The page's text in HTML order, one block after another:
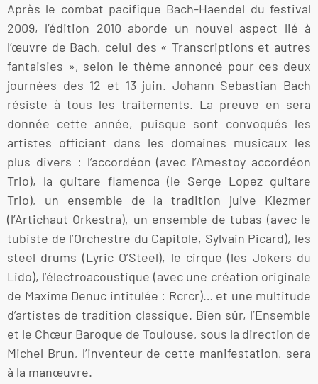
Après le combat pacifique Bach-Haendel du festival
2009, l’édition 2010 aborde un nouvel aspect lié à
l’œuvre de Bach, celui des « Transcriptions et autres
fantaisies », selon le thème annoncé pour ces deux
journées des 12 et 13 juin. Johann Sebastian Bach
résiste à tous les traitements. La preuve en sera
donnée cette année, puisque sont convoqués les
artistes officiant dans les domaines musicaux les
plus divers : l’accordéon (avec l’Amestoy accordéon
Trio), la guitare flamenca (le Serge Lopez guitare
Trio), un ensemble de la tradition juive Klezmer
(l’Artichaut Orkestra), un ensemble de tubas (avec le
tubiste de l’Orchestre du Capitole, Sylvain Picard), les
steel drums (Lyric O’Steel), le cirque (les Jokers du
Lido), l’électroacoustique (avec une création originale
de Maxime Denuc intitulée : Rcrcr)… et une multitude
d’artistes de tradition classique. Bien sûr, l’Ensemble
et le Chœur Baroque de Toulouse, sous la direction de
Michel Brun, l’inventeur de cette manifestation, sera
à la manœuvre.